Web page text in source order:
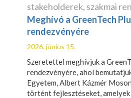
stakeholderek, szakmai
Meghívó a GreenTech
rendezvényére
2026. június 15.
Szeretettel meghívjuk a
rendezvényére, ahol
Egyetem, Albert Kázmér
történt fejlesztéseket,